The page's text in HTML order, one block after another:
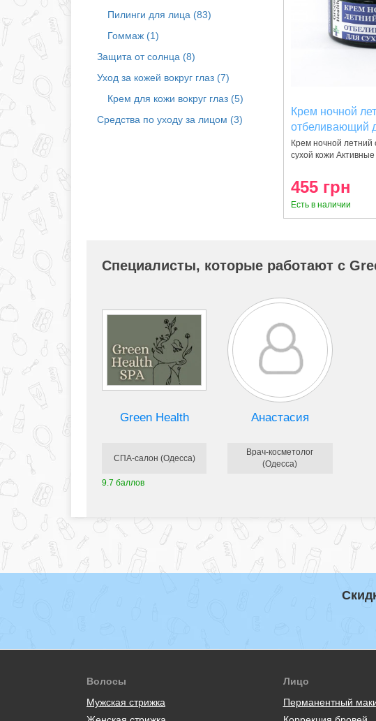
Пилинги для лица (83)
Гоммаж (1)
Защита от солнца (8)
Уход за кожей вокруг глаз (7)
Крем для кожи вокруг глаз (5)
Средства по уходу за лицом (3)
Крем ночной
отбеливающий
30 мл
Крем ночной
сухой кожи
455 грн
Есть в наличии
Специалисты, которые работают с
Green Health
СПА-салон (Одесса)
9.7 баллов
Анастасия
Врач-косметолог
(Одесса)
Волосы
Мужская стрижка
Лицо
Перманентный